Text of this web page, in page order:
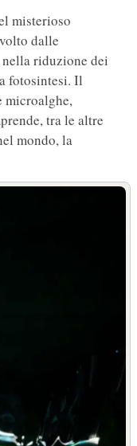
misterioso
dalle
riduzione dei
fotosintesi. Il
microalghe,
tra le altre
mondo, la